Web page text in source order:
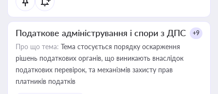
Податкове адміністрування і спори з ДПС +9
Про що тема: Тема стосується порядку оскарження
рішень податкових органів, що виникають внаслідок
податкових перевірок, та механізмів захисту прав
платників податків